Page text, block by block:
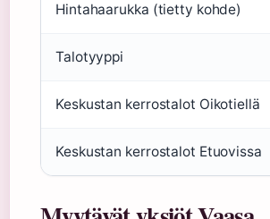
Hintahaarukka (tietty kohde)
Talotyyppi
Keskustan kerrostalot Oikotiellä
Keskustan kerrostalot Etuovissa